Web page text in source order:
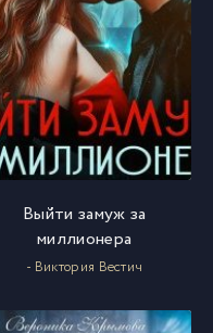
Выйти замуж за
миллионера
- Виктория Вестич